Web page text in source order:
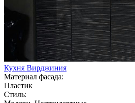
Кухня Вирджиния
Материал фасада:
Пластик
Стиль: